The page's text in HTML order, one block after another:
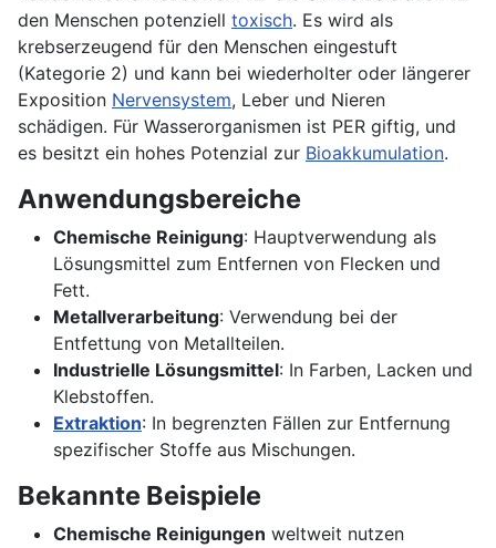
den Menschen potenziell toxisch. Es wird als
krebserzeugend für den Menschen eingestuft
(Kategorie 2) und kann bei wiederholter oder längerer
Exposition Nervensystem, Leber und Nieren
schädigen. Für Wasserorganismen ist PER giftig, und
es besitzt ein hohes Potenzial zur Bioakkumulation.
Anwendungsbereiche
Chemische Reinigung: Hauptverwendung als
Lösungsmittel zum Entfernen von Flecken und
Fett.
Metallverarbeitung: Verwendung bei der
Entfettung von Metallteilen.
Industrielle Lösungsmittel: In Farben, Lacken und
Klebstoffen.
Extraktion: In begrenzten Fällen zur Entfernung
spezifischer Stoffe aus Mischungen.
Bekannte Beispiele
Chemische Reinigungen weltweit nutzen